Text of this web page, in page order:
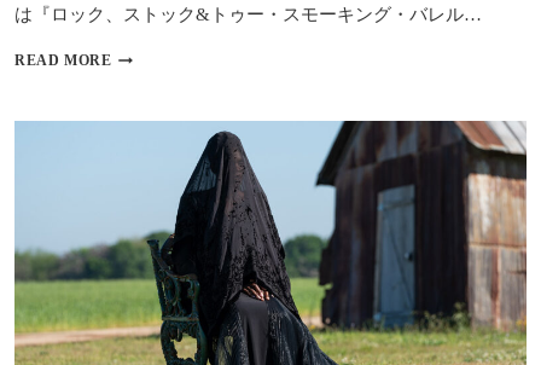
は『ロック、ストック&トゥー・スモーキング・バレル…
READ MORE モ
ン
ト
ム・
ー
デ
ィ